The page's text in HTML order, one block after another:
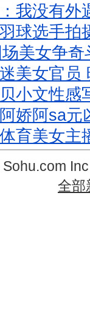
我没有外
球选手拍
美女争
美女官员
小文性感
娇阿sa元
育美女主
全部